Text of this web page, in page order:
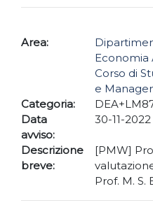
Area:
Economia
Corso di
e
Categoria:
Data
avviso:
30-11-2022
Descrizione
breve:
[PMW]
Prof. M. S.